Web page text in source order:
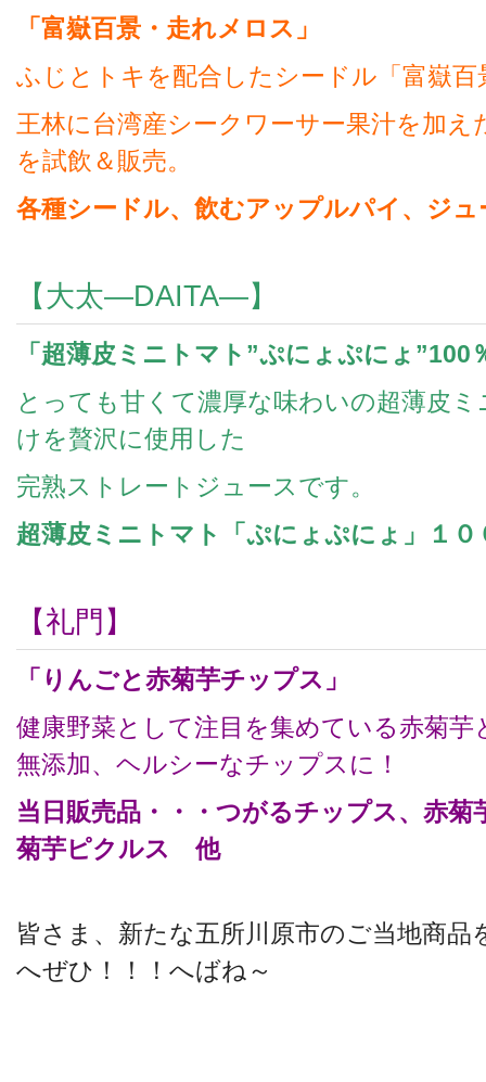
「富嶽百景・走れメロス」
ふじとトキを配合したシードル「富嶽百
王林に台湾産シークワーサー果汁を加
を試飲＆販売。
各種シードル、飲むアップルパイ、ジ
【大太—DAITA—】
「超薄皮ミニトマト”ぷにょぷにょ
とっても甘くて濃厚な味わいの超薄皮
けを贅沢に使用した
完熟ストレートジュースです。
超薄皮ミニトマト「ぷにょぷにょ」１
【礼門】
「りんごと赤菊芋チップス」
健康野菜として注目を集めている赤菊
無添加、ヘルシーなチップスに！
当日販売品・・・つがるチップス、赤菊
菊芋ピクルス 他
皆さま、新たな五所川原市のご当地商
へぜひ！！！へばね～